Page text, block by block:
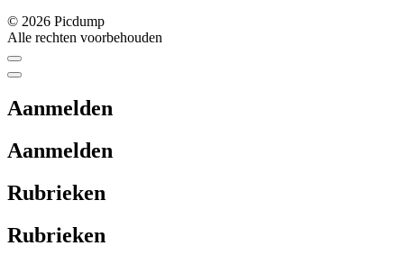
© 2026 Picdump
Alle rechten voorbehouden
Aanmelden
Aanmelden
Rubrieken
Rubrieken